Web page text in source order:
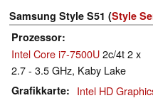
Samsung Style S51 (Style
Prozessor
Intel Core i7-7500U2c/4t 2 x
2.7 - 3.5 GHz, Kaby Lake
Grafikkarte Intel HD